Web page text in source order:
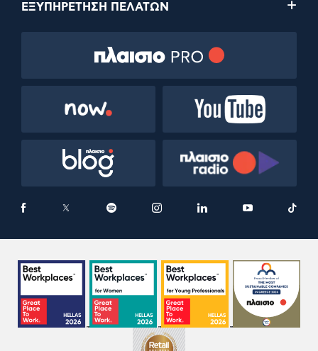
ΕΞΥΠΗΡΕΤΗΣΗ ΠΕΛΑΤΩΝ